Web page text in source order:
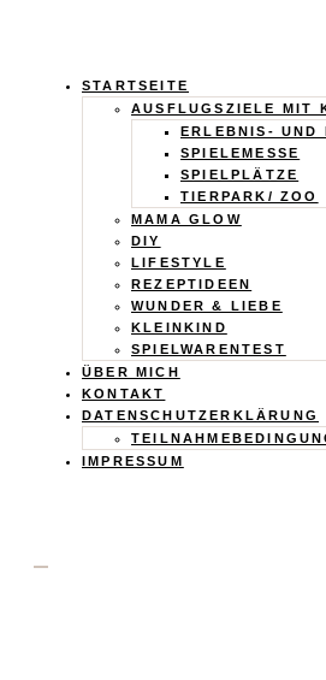
Calistas
Traum
STARTSEITE
AUSFLUGSZIELE MIT
ERLEBNIS- UND
SPIELEMESSE
SPIELPLÄTZE
TIERPARK/ ZOO
MAMA GLOW
DIY
LIFESTYLE
REZEPTIDEEN
WUNDER & LIEBE
KLEINKIND
SPIELWARENTEST
ÜBER MICH
KONTAKT
DATENSCHUTZERKLÄRUNG
IMPRESSUM